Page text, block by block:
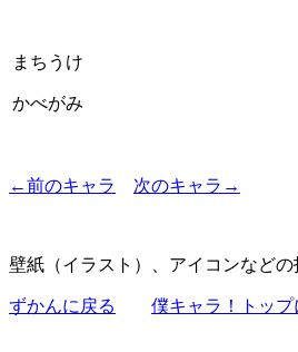
まちうけ
かべがみ
←前のキャラ 次のキャラ→
壁紙（イラスト）、アイコンなど
ずかんに戻る 僕キャラ！トップ